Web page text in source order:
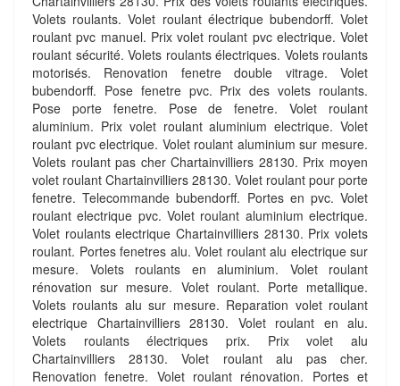
Volets roulants. Volet roulant électrique bubendorff. Volet
roulant pvc manuel. Prix volet roulant pvc electrique. Volet
roulant sécurité. Volets roulants électriques. Volets roulants
motorisés. Renovation fenetre double vitrage. Volet
bubendorff. Pose fenetre pvc. Prix des volets roulants.
Pose porte fenetre. Pose de fenetre. Volet roulant
aluminium. Prix volet roulant aluminium electrique. Volet
roulant pvc electrique. Volet roulant aluminium sur mesure.
Volets roulant pas cher Chartainvilliers 28130. Prix moyen
volet roulant Chartainvilliers 28130. Volet roulant pour porte
fenetre. Telecommande bubendorff. Portes en pvc. Volet
roulant electrique pvc. Volet roulant aluminium electrique.
Volet roulants electrique Chartainvilliers 28130. Prix volets
roulant. Portes fenetres alu. Volet roulant alu electrique sur
mesure. Volets roulants en aluminium. Volet roulant
rénovation sur mesure. Volet roulant. Porte metallique.
Volets roulants alu sur mesure. Reparation volet roulant
electrique Chartainvilliers 28130. Volet roulant en alu.
Volets roulants électriques prix. Prix volet alu
Chartainvilliers 28130. Volet roulant alu pas cher.
Renovation fenetre. Volet roulant rénovation. Portes et